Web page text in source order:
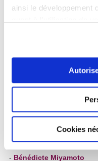
ainsi le développement
moment en consultant
ou en cliquant sur
Si vous le permettez,
géographique qui
mètres près
Identifier votre
pour en relever les
(empreintes
Cookies
(Pôle 1)
-Christen Bryson
Clémentine Tholas
-Laurence Harris
(Pôle 3)
Marie-Laure Mallet
(coordinatrice activités
- Bénédicte Miyamoto